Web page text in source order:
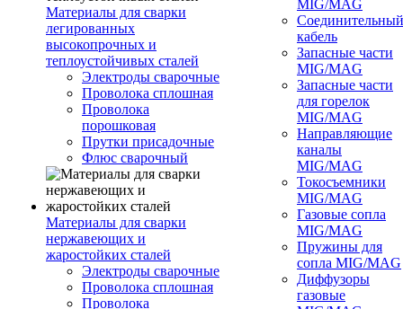
Материалы для сварки
легированных
высокопрочных и
теплоустойчивых сталей
Электроды сварочные
Проволока сплошная
Проволока
порошковая
Прутки присадочные
Флюс сварочный
Материалы для сварки
нержавеющих и
жаростойких сталей
Электроды сварочные
Проволока сплошная
Проволока
MIG/MAG
Соединительный
кабель
Запасные части
MIG/MAG
Запасные части
для горелок
MIG/MAG
Направляющие
каналы
MIG/MAG
Токосъемники
MIG/MAG
Газовые сопла
MIG/MAG
Пружины для
сопла MIG/MAG
Диффузоры
газовые